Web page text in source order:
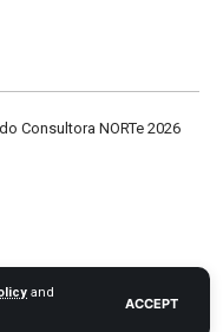
and
ACCEPT
Consultora NORTe 2026